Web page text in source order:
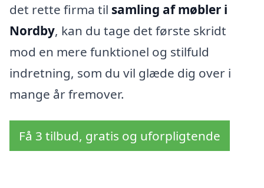
det rette firma til samling af møbler i
Nordby, kan du tage det første skridt
mod en mere funktionel og stilfuld
indretning, som du vil glæde dig over i
mange år fremover.
Få 3 tilbud, gratis og uforpligtende